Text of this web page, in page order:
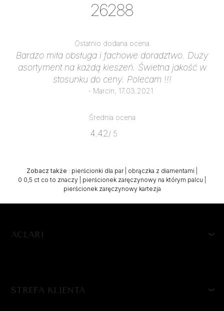
26288
Ostatnio dodana ocena
Bardzo miła obsługa i fachowe doradztwo. Duży
asortyment na każdą kieszeń. Świetna jakość w
stosunku do ceny. Polecam !!!
- Marcin, 17.03.2021
Średnia ocena
4.42/ 5
Zobacz także : pierścionki dla par| obrączka z diamentami
0 0,5 ct co to znaczy
pierścionek zaręczynowy na którym palcu
pierścionek zaręczynowy kartezja
ACLARI
STREFA KLIENTA